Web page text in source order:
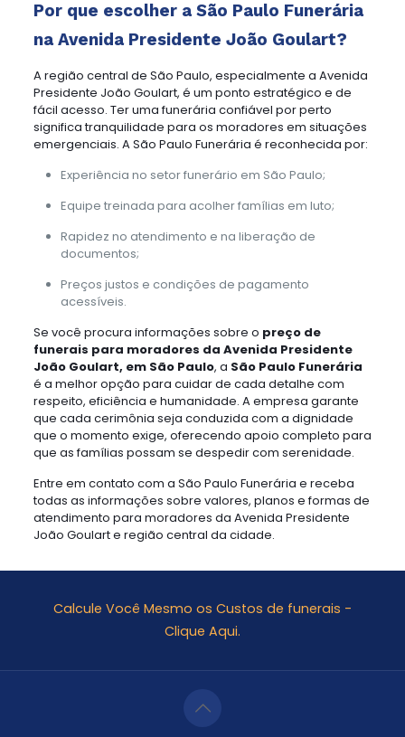
Por que escolher a São Paulo Funerária
na Avenida Presidente João Goulart?
A região central de São Paulo, especialmente a Avenida
Presidente João Goulart, é um ponto estratégico e de
fácil acesso. Ter uma funerária confiável por perto
significa tranquilidade para os moradores em situações
emergenciais. A São Paulo Funerária é reconhecida por:
Experiência no setor funerário em São Paulo;
Equipe treinada para acolher famílias em luto;
Rapidez no atendimento e na liberação de
documentos;
Preços justos e condições de pagamento
acessíveis.
Se você procura informações sobre o preço de
funerais para moradores da Avenida Presidente
João Goulart, em São Paulo, a São Paulo Funerária
é a melhor opção para cuidar de cada detalhe com
respeito, eficiência e humanidade. A empresa garante
que cada cerimônia seja conduzida com a dignidade
que o momento exige, oferecendo apoio completo para
que as famílias possam se despedir com serenidade.
Entre em contato com a São Paulo Funerária e receba
todas as informações sobre valores, planos e formas de
atendimento para moradores da Avenida Presidente
João Goulart e região central da cidade.
Calcule Você Mesmo os Custos de funerais -
Clique Aqui.